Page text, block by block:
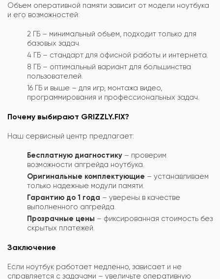
Объем оперативной памяти зависит от модели ноутбука
и его возможностей:
2 ГБ – минимальный объем, подходит только для
базовых задач.
4 ГБ – стандарт для офисной работы и интернета.
8 ГБ – оптимальный вариант для большинства
пользователей.
16 ГБ и выше – для игр, монтажа видео,
программирования и профессиональных задач.
Почему выбирают GRIZZLY.FIX?
Наш сервисный центр предлагает:
Бесплатную диагностику – проверим
возможности апгрейда ноутбука.
Оригинальные комплектующие – устанавливаем
только надежные модули памяти.
Гарантию до 1 года – уверены в качестве
выполненного апгрейда.
Прозрачные цены – фиксированная стоимость без
скрытых платежей.
Заключение
Если ноутбук работает медленно, зависает и не
справляется с задачами – увеличьте оперативную